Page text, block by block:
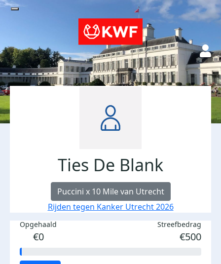
Ties De Blank
Puccini x 10 Mile van Utrecht
Rijden tegen Kanker Utrecht 2026
Opgehaald
€0
Streefbedrag
€500